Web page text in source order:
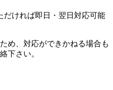
だければ即日・翌日対応可能
め、対応ができかねる場合も
下さい。